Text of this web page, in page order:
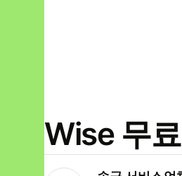
Wise 무